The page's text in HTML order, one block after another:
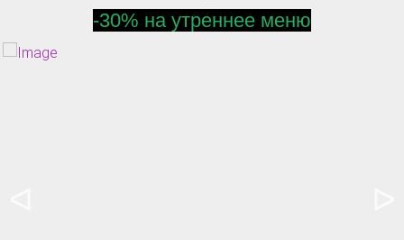
-30% на утреннее меню